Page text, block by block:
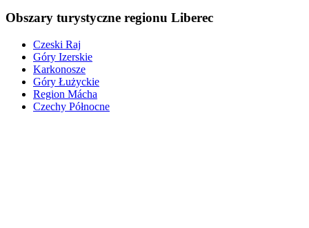
Obszary turystyczne regionu Liberec
Czeski Raj
Góry Izerskie
Karkonosze
Góry Łużyckie
Region Mácha
Czechy Północne